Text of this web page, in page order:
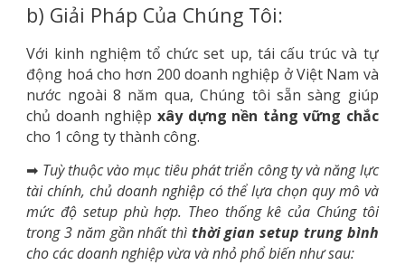
b) Giải Pháp Của Chúng Tôi:
Với kinh nghiệm tổ chức set up, tái cấu trúc và tự
động hoá cho hơn 200 doanh nghiệp ở Việt Nam và
nước ngoài 8 năm qua, Chúng tôi sẵn sàng giúp
chủ doanh nghiệp xây dựng nền tảng vững chắc
cho 1 công ty thành công.
➡ Tuỳ thuộc vào mục tiêu phát triển công ty và năng lực
tài chính, chủ doanh nghiệp có thể lựa chọn quy mô và
mức độ setup phù hợp. Theo thống kê của Chúng tôi
trong 3 năm gần nhất thì thời gian setup trung bình
cho các doanh nghiệp vừa và nhỏ phổ biến như sau: